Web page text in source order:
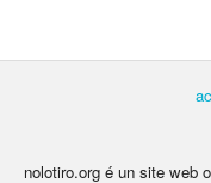
nolotiro.org é un site web